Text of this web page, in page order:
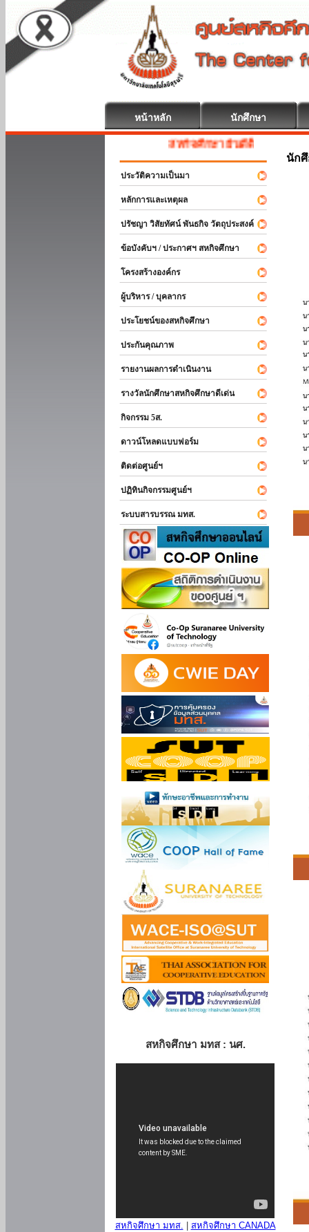
หน้าหลัก นักศึกษา
สหกิจศึกษา ยินดีต้อนรับ
ประวัติความเป็นมา
หลักการและเหตุผล
ปรัชญา วิสัยทัศน์ พันธกิจ วัตถุประสงค์
ข้อบังคับฯ / ประกาศฯ สหกิจศึกษา
โครงสร้างองค์กร
ผู้บริหาร / บุคลากร
ประโยชน์ของสหกิจศึกษา
ประกันคุณภาพ
รายงานผลการดำเนินงาน
รางวัลนักศึกษาสหกิจศึกษาดีเด่น
กิจกรรม 5ส.
ดาวน์โหลดแบบฟอร์ม
ติดต่อศูนย์ฯ
ปฏิทินกิจกรรมศูนย์ฯ
ระบบสารบรรณ มทส.
สหกิจศึกษา มทส : นศ.
สหกิจศึกษา มทส.
สหกิจศึกษา CANADA
นัก